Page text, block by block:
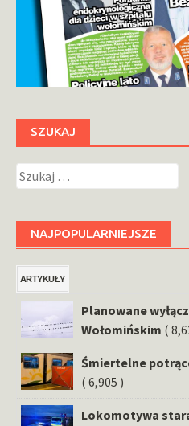
SZUKAJ
Szukaj:
NAJPOPULARNIEJSZE
ARTYKUŁY
Planowane
Wołomińskim (
Śmiertelne
( 6,905 )
Lokomotywa